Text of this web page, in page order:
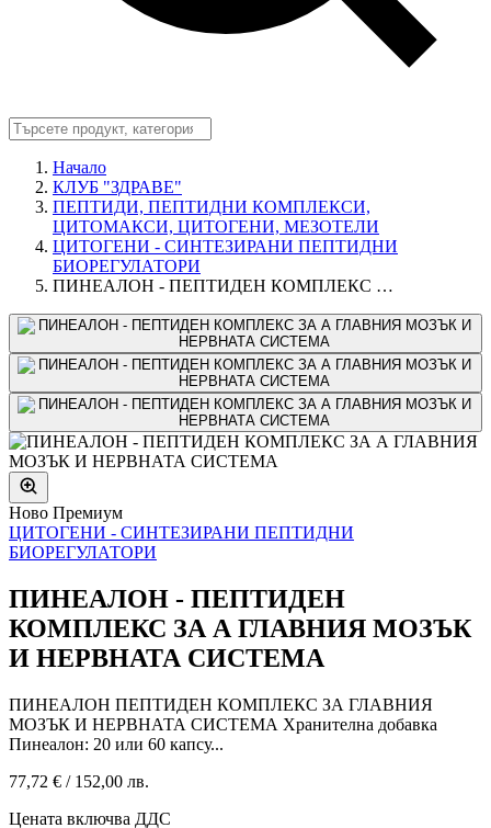
Начало
КЛУБ "ЗДРАВЕ"
ПЕПТИДИ, ПЕПТИДНИ КОМПЛЕКСИ,
ЦИТОМАКСИ, ЦИТОГЕНИ, МЕЗОТЕЛИ
ЦИТОГЕНИ - СИНТЕЗИРАНИ ПЕПТИДНИ
БИОРЕГУЛАТОРИ
ПИНЕАЛОН - ПЕПТИДЕН КОМПЛЕКС …
Ново Премиум
ЦИТОГЕНИ - СИНТЕЗИРАНИ ПЕПТИДНИ
БИОРЕГУЛАТОРИ
ПИНЕАЛОН - ПЕПТИДЕН
КОМПЛЕКС ЗА А ГЛАВНИЯ МОЗЪК
И НЕРВНАТА СИСТЕМА
ПИНЕАЛОН ПЕПТИДЕН КОМПЛЕКС ЗА ГЛАВНИЯ
МОЗЪК И НЕРВНАТА СИСТЕМА Хранителна добавка
Пинеалон: 20 или 60 капсу...
77,72 € / 152,00 лв.
Цената включва ДДС